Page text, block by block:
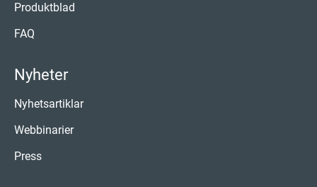
Produktblad
FAQ
Nyheter
Nyhetsartiklar
Webbinarier
Press